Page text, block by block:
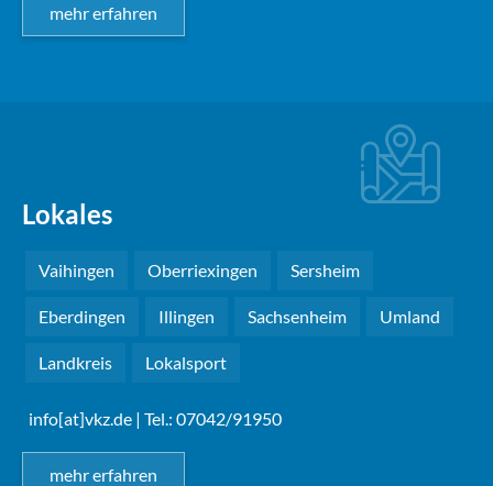
mehr erfahren
Lokales
Vaihingen Oberriexingen Sersheim
Eberdingen Illingen Sachsenheim Umland
Landkreis Lokalsport
info[at]vkz.de | Tel.: 07042/91950
mehr erfahren